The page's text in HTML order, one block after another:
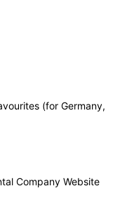
(for Germany,
Company Website